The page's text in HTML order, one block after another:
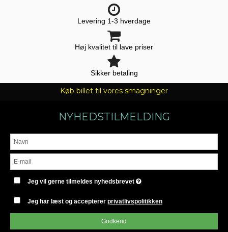
Levering 1-3 hverdage
Høj kvalitet til lave priser
Sikker betaling
Køb billet til vores smagninger
NYHEDSTILMELDING
Jeg vil gerne tilmeldes nyhedsbrevet
Jeg har læst og acceptererprivatlivspolitikken
Godkend